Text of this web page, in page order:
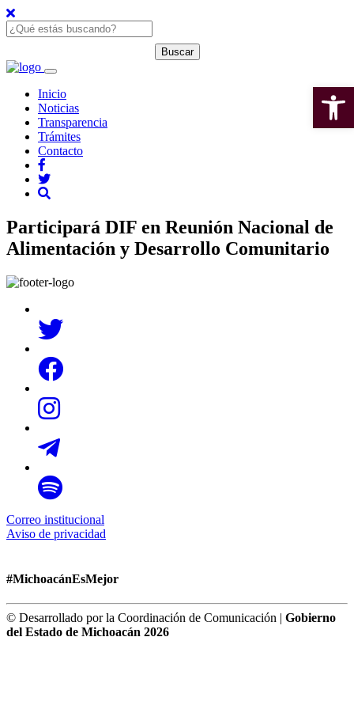
Inicio
Noticias
Transparencia
Trámites
Contacto
Participará DIF en Reunión Nacional de
Alimentación y Desarrollo Comunitario
Correo institucional
Aviso de privacidad
#MichoacánEsMejor
© Desarrollado por la Coordinación de Comunicación | Gobierno
del Estado de Michoacán 2026